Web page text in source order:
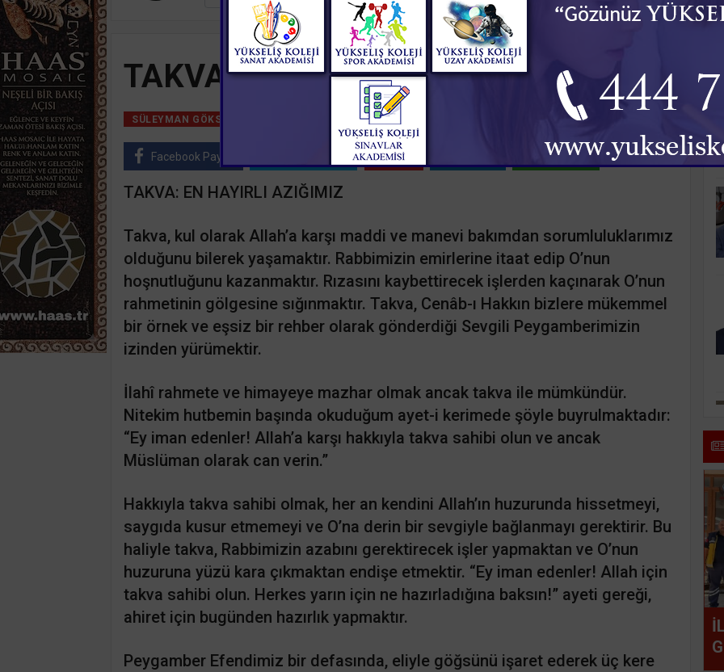
TAKVA: EN HAYIRLI AZIĞIMIZ
SÜLEYMAN GÖKSU 20 Aralık, 2019, Cuma 13:54
Facebook Paylaş Pinle WhatsApp
TAKVA: EN HAYIRLI AZIĞIMIZ
Takva, kul olarak Allah’a karşı maddi ve manevi bakımdan sorumluluklarımız
olduğunu bilerek yaşamaktır. Rabbimizin emirlerine itaat edip O’nun
hoşnutluğunu kazanmaktır. Rızasını kaybettirecek işlerden kaçınarak O’nun
rahmetinin gölgesine sığınmaktır. Takva, Cenâb-ı Hakkın bizlere mükemmel
bir örnek ve eşsiz bir rehber olarak gönderdiği Sevgili Peygamberimizin
izinden yürümektir.
İlahî rahmete ve himayeye mazhar olmak ancak takva ile mümkündür.
Nitekim hutbemin başında okuduğum ayet-i kerimede şöyle buyrulmaktadır:
“Ey iman edenler! Allah’a karşı hakkıyla takva sahibi olun ve ancak
Müslüman olarak can verin.”
Hakkıyla takva sahibi olmak, her an kendini Allah’ın huzurunda hissetmeyi,
saygıda kusur etmemeyi ve O’na derin bir sevgiyle bağlanmayı gerektirir. Bu
haliyle takva, Rabbimizin azabını gerektirecek işler yapmaktan ve O’nun
huzuruna yüzü kara çıkmaktan endişe etmektir. “Ey iman edenler! Allah için
takva sahibi olun. Herkes yarın için ne hazırladığına baksın!” ayeti gereği,
ahiret için bugünden hazırlık yapmaktır.
Peygamber Efendimiz bir defasında, eliyle göğsünü işaret ederek üç kere